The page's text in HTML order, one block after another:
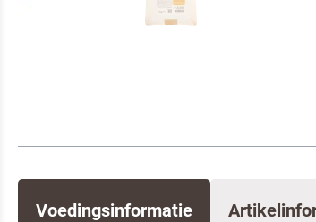
Voedingsinformatie